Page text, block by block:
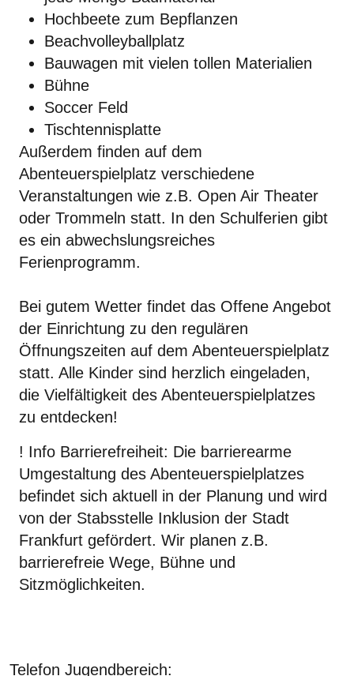
Hochbeete zum Bepflanzen
Beachvolleyballplatz
Bauwagen mit vielen tollen Materialien
Bühne
Soccer Feld
Tischtennisplatte
Außerdem finden auf dem
Abenteuerspielplatz verschiedene
Veranstaltungen wie z.B. Open Air Theater
oder Trommeln statt. In den Schulferien gibt
es ein abwechslungsreiches
Ferienprogramm.
Bei gutem Wetter findet das Offene Angebot
der Einrichtung zu den regulären
Öffnungszeiten auf dem Abenteuerspielplatz
statt. Alle Kinder sind herzlich eingeladen,
die Vielfältigkeit des Abenteuerspielplatzes
zu entdecken!
! Info Barrierefreiheit: Die barrierearme
Umgestaltung des Abenteuerspielplatzes
befindet sich aktuell in der Planung und wird
von der Stabsstelle Inklusion der Stadt
Frankfurt gefördert. Wir planen z.B.
barrierefreie Wege, Bühne und
Sitzmöglichkeiten.
Telefon Jugendbereich: